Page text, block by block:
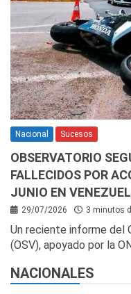
Nacional Sucesos
OBSERVATORIO
FALLECIDOS POR
JUNIO EN
29/07/2026 3 minutos
Un reciente informe del
(OSV), apoyado por la
NACIONALES